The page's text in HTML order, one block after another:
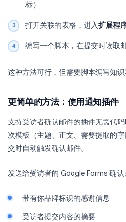
标）
打开关联的表格，进入扩展程
编写一个脚本，在提交时读取
这种方法可行，但需要脚本编写知识
更简单的方法：使用通知插件
支持受访者确认邮件的插件无需代
次模板（主题、正文、需要提取的
交时自动触发确认邮件。
发送给受访者的 Google Forms 确认
带有你品牌标识的感谢信息
受访者提交内容的摘要